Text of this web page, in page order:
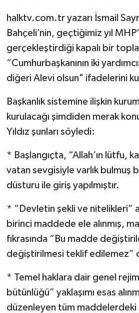
halktv.com.tr yazarı İsmail
Bahçeli’nin, geçtiğimiz yıl
gerçekleştirdiği kapalı bir
“Cumhurbaşkanının iki
diğeri Alevi olsun" ifadelerini
Başkanlık sistemine ilişkin
kurulacağı şimdiden merak
Yıldız şunları söyledi:
* Başlangıçta, “Allah’ın lütfu,
vatan sevgisiyle varlık bulmuş
düsturu ile giriş yapılmıştır.
* “Devletin şekli ve nitelikleri”
birinci maddede ele alınmış,
fıkrasında “Bu madde
değiştirilmesi teklif edilemez”
* Temel haklara dair genel
bütünlüğü” yaklaşımı esas
düzenleyen tüm maddelerdeki